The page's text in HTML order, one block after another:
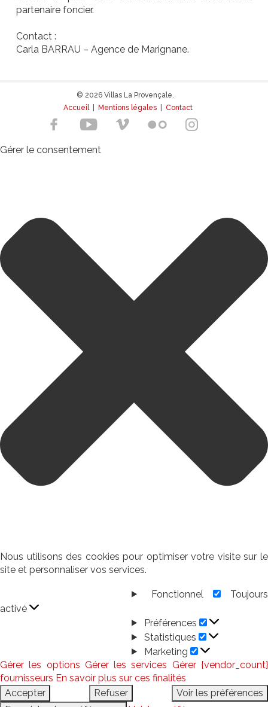
partenaire foncier.
Contact :
Carla BARRAU – Agence de Marignane.
© 2026 Villas La Provençale.
Accueil| Mentions légales Contact
Gérer le consentement
Nous utilisons des cookies pour optimiser votre visite sur le
site et personnaliser vos services.
Fonctionnel
Toujours
activé
Préférences
Statistiques
Marketing
Gérer les options Gérer les services Gérer {vendor_count}
fournisseurs En savoir plus sur ces finalités
Accepter
Refuser
Voir les préférences